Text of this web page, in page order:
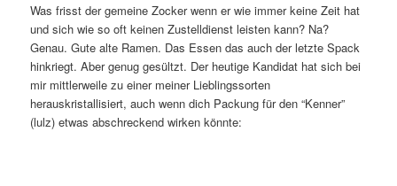
Was frisst der gemeine Zocker wenn er wie immer keine Zeit hat
und sich wie so oft keinen Zustelldienst leisten kann? Na?
Genau. Gute alte Ramen. Das Essen das auch der letzte Spack
hinkriegt. Aber genug gesültzt. Der heutige Kandidat hat sich bei
mir mittlerweile zu einer meiner Lieblingssorten
herauskristallisiert, auch wenn dich Packung für den “Kenner”
(lulz) etwas abschreckend wirken könnte: